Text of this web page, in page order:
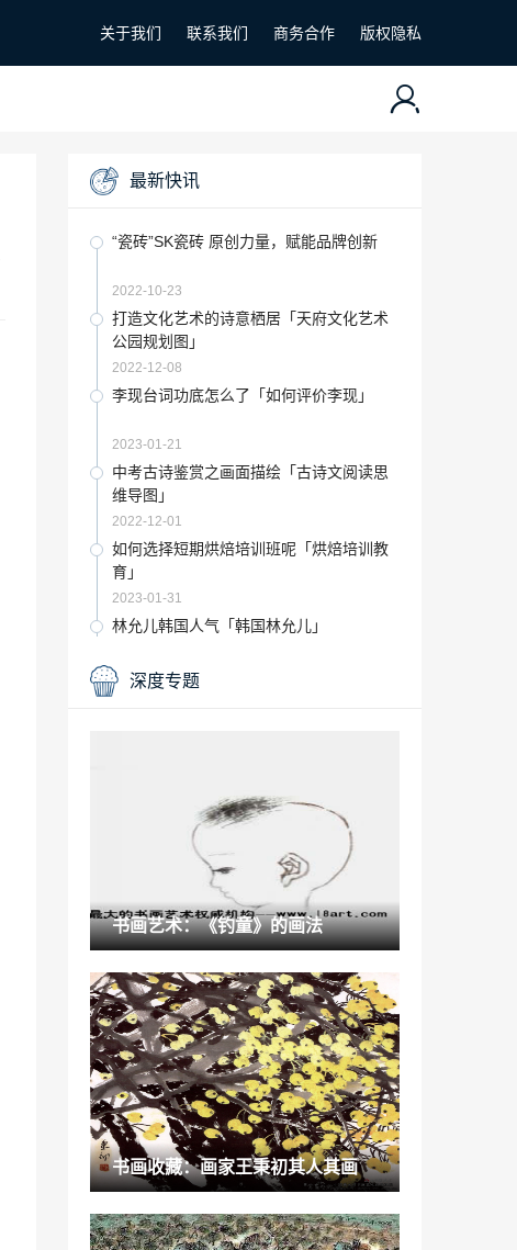
关于我们 联系我们 商务合作 版权隐私
最新快讯
“瓷砖”SK瓷砖 原创力量，赋能品牌创新
2022-10-23
打造文化艺术的诗意栖居「天府文化艺术
公园规划图」
2022-12-08
李现台词功底怎么了「如何评价李现」
2023-01-21
中考古诗鉴赏之画面描绘「古诗文阅读思
维导图」
2022-12-01
如何选择短期烘焙培训班呢「烘焙培训教
育」
2023-01-31
林允儿韩国人气「韩国林允儿」
2022-12-31
西安城墙景色「西安城墙夜景图片」
2023-02-05
丰富文艺创作「流放之路卡斯普里怨恨掉
落」
2023-01-04
培训班线下复课「线下培训班什么时候能
开课」
2023-01-03
浙江文化创新「浙江文化创新」
2022-11-27
“瓷砖”走进梦之家瓷砖总部展厅享受沉浸
式体验
2022-12-20
2023年高招11月1日起报名 5类考生不得
深度专题
书画艺术：《钓童》的画法
书画收藏：画家王秉初其人其画